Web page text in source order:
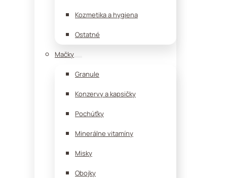
Kozmetika a hygiena
Ostatné
Mačky
Granule
Konzervy a kapsičky
Pochúťky
Minerálne vitamíny
Misky
Obojky